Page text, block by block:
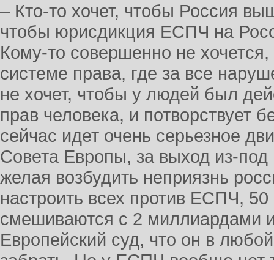
– Кто-то хочет, чтобы Россия
чтобы юрисдикция ЕСПЧ на
Кому-то совершенно не
системе права, где за все
не хочет, чтобы у людей был
прав человека, и потворствует
сейчас идет очень серьезное
Совета Европы, за выход из-
желая возбудить неприязнь
настроить всех против ЕСПЧ,
смешиваются с 2 миллиардами
Европейский суд, что он в